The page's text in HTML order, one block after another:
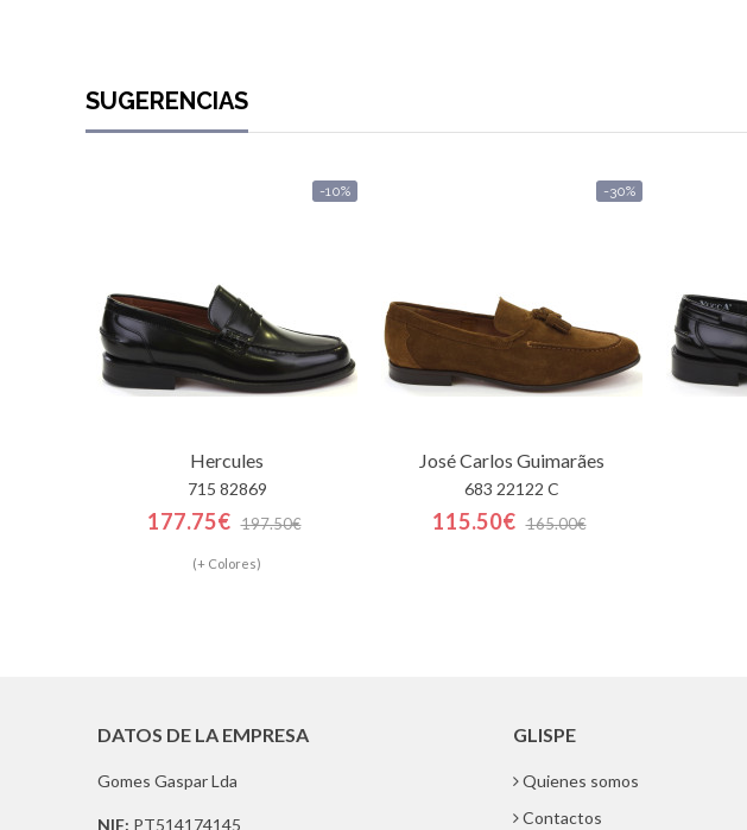
SUGERENCIAS
-10%
Hercules
715 82869
177.75€ 197.50€
(+ Colores)
-30%
José Carlos Guimarães
683 22122 C
115.50€ 165.00€
DATOS DE LA EMPRESA
Gomes Gaspar Lda
NIF: PT514174145
GLISPE
Quienes somos
Contactos